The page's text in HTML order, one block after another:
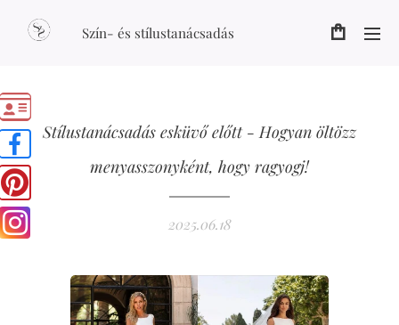
Szín- és stílustanácsadás
Stílustanácsadás esküvő előtt - Hogyan öltözz
menyasszonyként, hogy ragyogj!
2025.06.18